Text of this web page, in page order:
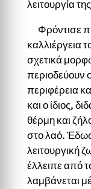
λειτουργία
Φρόντισε
καλλιέργεια
σχετικά
περιοδεύουν
περιφέρεια
και ο ίδιος,
θέρμη και
στο λαό.
λειτουργική
έλλειπε από
λαμβάνεται